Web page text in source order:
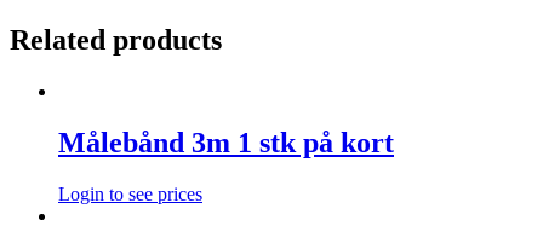
Related products
Målebånd 3m 1 stk på kort
Login to see prices